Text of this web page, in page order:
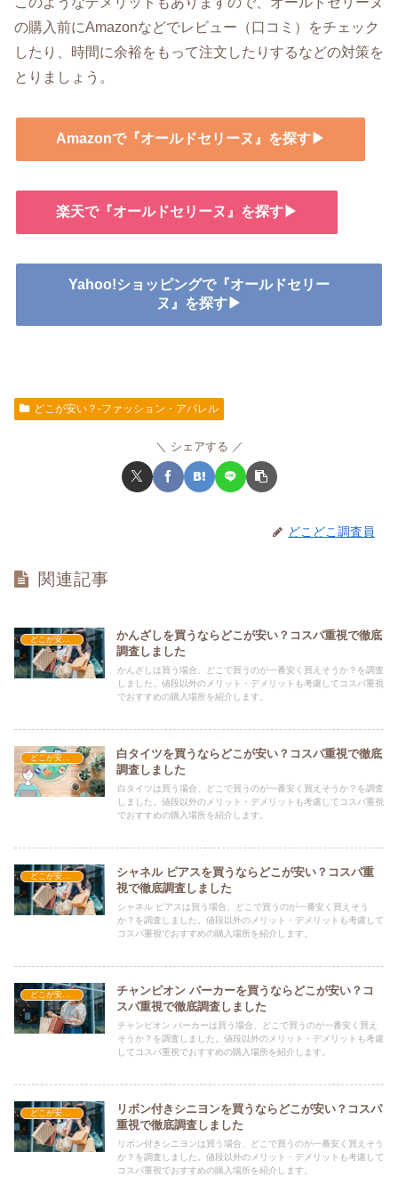
の購入前にAmazonなどでレビュー（口コミ）をチェック
したり、時間に余裕をもって注文したりするなどの対策を
とりましょう。
Amazonで『オールドセリーヌ』を探す▶
楽天で『オールドセリーヌ』を探す▶
Yahoo!ショッピングで『オールドセリー
ヌ』を探す▶
どこが安い？-ファッション・アパレル
シェアする
どこどこ調査員
関連記事
どこが安い？-ファッション・アパレル
かんざしを買うならどこが安い？コスパ重視で徹底
調査しました
かんざしは買う場合、どこで買うのが一番安く買えそうか？を調査
しました。値段以外のメリット・デメリットも考慮してコスパ重視
でおすすめの購入場所を紹介します。
どこが安い？-ファッション・アパレル
白タイツを買うならどこが安い？コスパ重視で徹底
調査しました
白タイツは買う場合、どこで買うのが一番安く買えそうか？を調査
しました。値段以外のメリット・デメリットも考慮してコスパ重視
でおすすめの購入場所を紹介します。
シャネル ピアスを買うならどこが安い？コスパ重
視で徹底調査しました
シャネル ピアスは買う場合、どこで買うのが一番安く買えそう
か？を調査しました。値段以外のメリット・デメリットも考慮して
コスパ重視でおすすめの購入場所を紹介します。
チャンピオン パーカーを買うならどこが安い？コ
スパ重視で徹底調査しました
チャンピオン パーカーは買う場合、どこで買うのが一番安く買え
そうか？を調査しました。値段以外のメリット・デメリットも考慮
してコスパ重視でおすすめの購入場所を紹介します。
リボン付きシニヨンを買うならどこが安い？コスパ
重視で徹底調査しました
リボン付きシニヨンは買う場合、どこで買うのが一番安く買えそう
か？を調査しました。値段以外のメリット・デメリットも考慮して
コスパ重視でおすすめの購入場所を紹介します。